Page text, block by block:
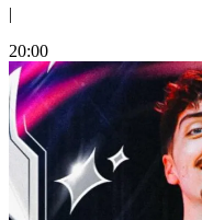
|
20:00